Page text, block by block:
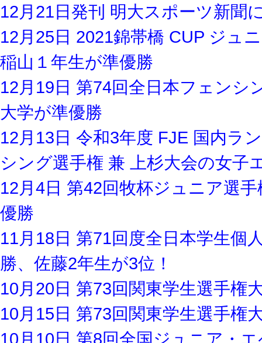
12月21日発刊 明大スポーツ新聞
12月25日 2021錦帯橋 CUP ジュ
稲山１年生が準優勝
12月19日 第74回全日本フェンシ
大学が準優勝
12月13日 令和3年度 FJE 国内ラ
シング選手権 兼 上杉大会の女子
12月4日 第42回牧杯ジュニア選
優勝
11月18日 第71回度全日本学生個
勝、佐藤2年生が3位！
10月20日 第73回関東学生選手権
10月15日 第73回関東学生選手権
10月10日 第8回全国ジュニア・